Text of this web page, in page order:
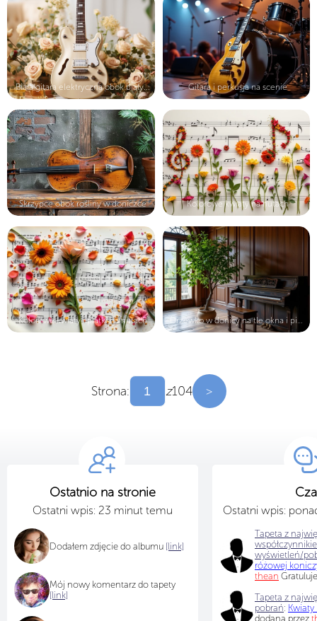
Biała gitara elektryczna obok biały... Gitara i perkusja na scenie
Skrzypce obok rośliny w doniczce Kolorowe kwiaty na nutach
Kolorowe kwiaty i płatki na nutach Drzewko w donicy na tle okna i pian...
Strona: z104 >
Ostatnio na stronie
Ostatni wpis: 23 minut temu
Dodałem zdjęcie do albumu [link]
Mój nowy komentarz do tapety
[link]
Ostatni wpis:
Tapeta z
wyświetleń/
różowej
thean
Tapeta z
pobrań:
dodana przez